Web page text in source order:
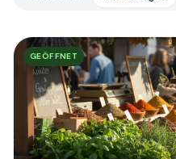
GEÖFFNET